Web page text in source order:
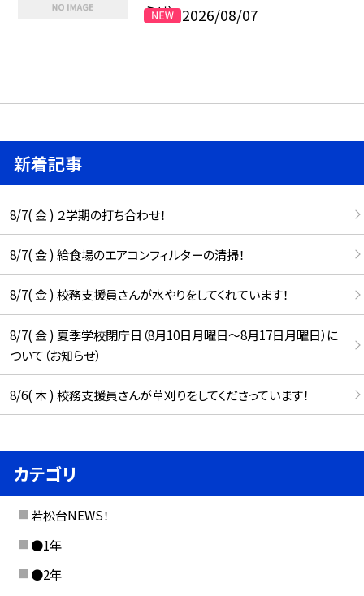
らせ） 2026/08/07
新着記事
8/7( 金 ) ２学期の打ち合わせ！
8/7( 金 ) 給食場のエアコンフィルターの清掃！
8/7( 金 ) 校務支援員さんが水やりをしてくれています！
8/7( 金 ) 夏季学校閉庁日（8月10日月曜日～8月17日月曜日）に
ついて（お知らせ）
8/6( 木 ) 校務支援員さんが草刈りをしてくださっています！
カテゴリ
若松台NEWS！
●1年
●2年